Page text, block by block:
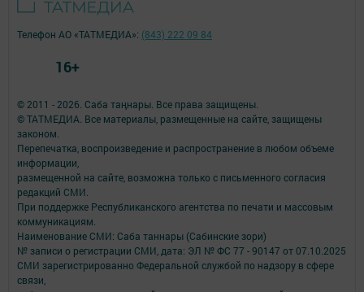
© 2011 - 2026. Саба таңнары. Все права защищены.
© ТАТМЕДИА. Все материалы, размещенные на сайте, защищены
законом.
Перепечатка, воспроизведение и распространение в любом объеме
информации,
размещенной на сайте, возможна только с письменного согласия
редакций СМИ.
При поддержке Республиканского агентства по печати и массовым
коммуникациям.
Наименование СМИ: Саба таннары (Сабинские зори)
№ записи о регистрации СМИ, дата: ЭЛ № ФС 77 - 90147 от 07.10.2025
СМИ зарегистрированно Федеральной службой по надзору в сфере
связи,
Телефон АО «ТАТМЕДИА»: (843) 222 09 84
16+